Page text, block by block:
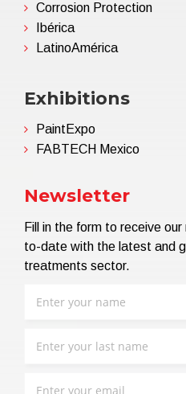
Corrosion Protection
Ibérica
LatinoAmérica
Exhibitions
PaintExpo
FABTECH Mexico
Newsletter
Fill in the form to receive
to-date with the latest and
treatments sector.